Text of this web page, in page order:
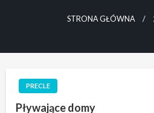
STRONA GŁÓWNA
PRECLE
Pływające domy